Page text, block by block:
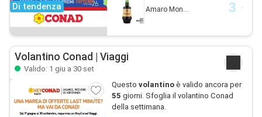
Di tendenza Amaro Mon...
Volantino Conad | Viaggi
Valido: 1 giu a 30 set
Questo volantinoè valido ancora per
55 giorni. Sfoglia il volantino Conad
della settimana.